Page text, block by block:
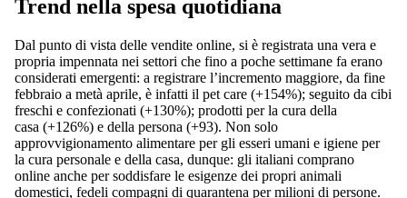
Trend nella spesa quotidiana
Dal punto di vista delle vendite online, si è registrata una vera e
propria impennata nei settori che fino a poche settimane fa erano
considerati emergenti: a registrare l’incremento maggiore, da fine
febbraio a metà aprile, è infatti il pet care (+154%); seguito da cibi
freschi e confezionati (+130%); prodotti per la cura della
casa (+126%) e della persona (+93). Non solo
approvvigionamento alimentare per gli esseri umani e igiene per
la cura personale e della casa, dunque: gli italiani comprano
online anche per soddisfare le esigenze dei propri animali
domestici, fedeli compagni di quarantena per milioni di persone.